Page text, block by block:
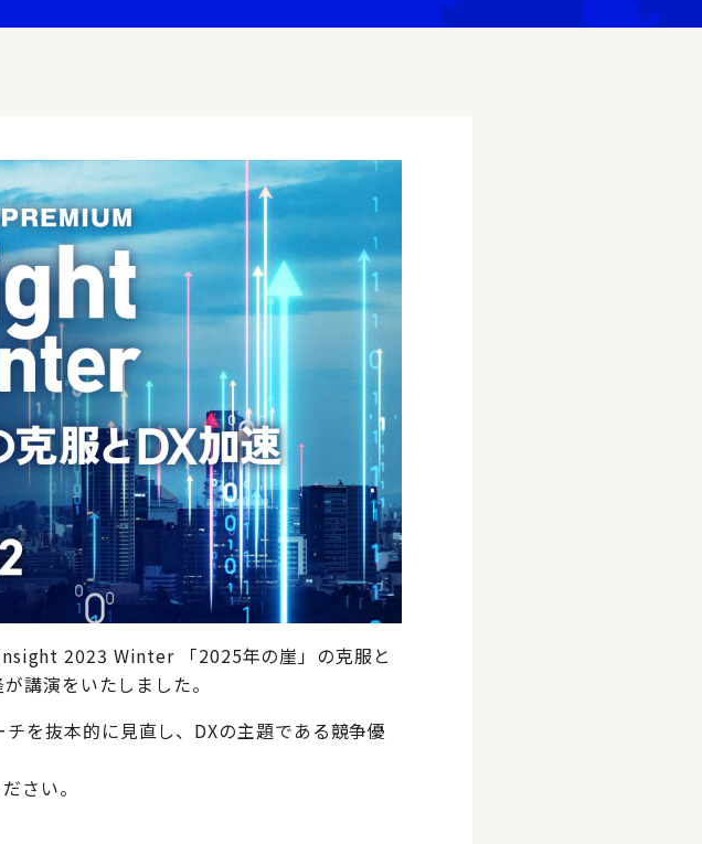
ル
【特集】ユーザー主導のERP導入
2023 Winter 「2025年の崖」の克服と
講演をいたしました。
を抜本的に見直し、DXの主題である競争優
さい。